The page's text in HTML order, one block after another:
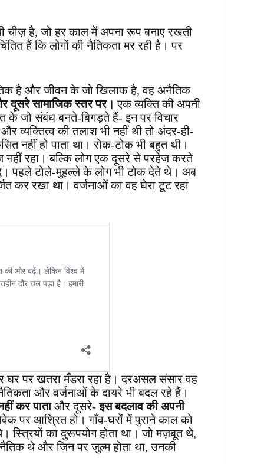
चीज़ है, जो हर काल में अपना रूप बनाए रखती
हैं कि लोगों की नैतिकता मर रही है। पर
है और जीवन के जो खिलाफ है, वह अनैतिक
दूसरे सामाजिक स्तर पर। एक व्यक्ति की अपनी
के जो संबंध बनते-बिगड़ते हैं- इन पर विचार
व्यक्तित्व की तलाश भी नहीं थी तो अंदर-ही-
नहीं हो पाता था। रोक-टोक भी बहुत थी।
नहीं रहा। बल्कि लोग एक दूसरे से परहेज करते
पहले टोले-मुहल्ले के लोग भी टोक देते थे। अब
कर रखा था। वर्जनाओं का वह घेरा टूट रहा
घर पर खतरा मँडरा रहा है। दरअसल संसार वह
और वर्जनाओं के दायरे भी बदल रहे हैं।
कर पाताऔर दूसरे-इस बदलाव की अपनी
पर आश्रित हो। गाँव-घरों में पुराने काल को
स्त्रियों का दुरूपयोग होता था। जो मज़बूत थे,
थे और जिन पर जुल्म होता था, उनकी